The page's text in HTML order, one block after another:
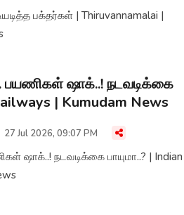
பக்தர்கள் | Thiruvannamalai |
பயணிகள் ஷாக்..! நடவடிக்கை
| Kumudam News
27 Jul 2026, 09:07 PM
ஷாக்..! நடவடிக்கை பாயுமா..? | Indian